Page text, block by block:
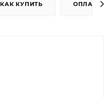
КАК КУПИТЬ ОПЛАТА